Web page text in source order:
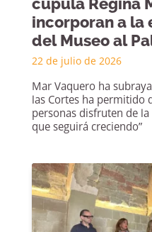
cúpula Regina
incorporan a la
del Museo al
22 de julio de 2026
Mar Vaquero ha
las Cortes ha permitido
personas disfruten de
que seguirá creciendo”